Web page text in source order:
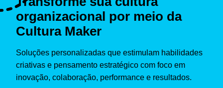
organizacional por meio da
Cultura Maker
Soluções personalizadas que estimulam habilidades
criativas e pensamento estratégico com foco em
inovação, colaboração, performance e resultados.